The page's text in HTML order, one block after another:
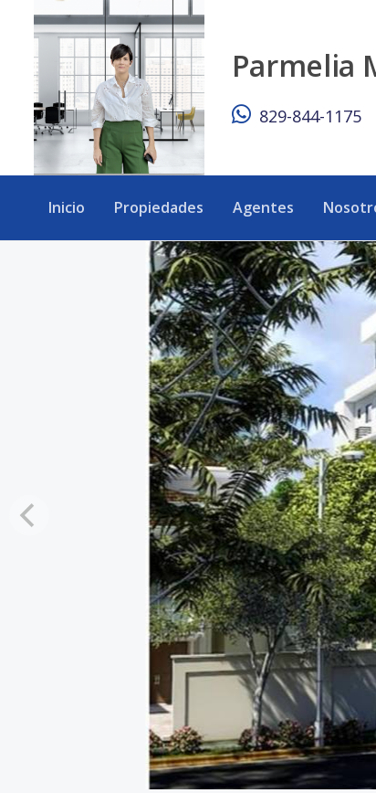
Parmelia
829-844-1175
Inicio Propiedades Agentes
Apartamento en Construcción en El Millón - eXp Realty